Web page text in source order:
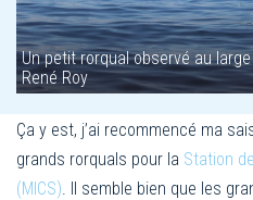
Un petit rorqual observé au
René Roy
Ça y est, j’ai recommencé ma
grands rorquals pour la Station
(MICS) . Il semble bien que les